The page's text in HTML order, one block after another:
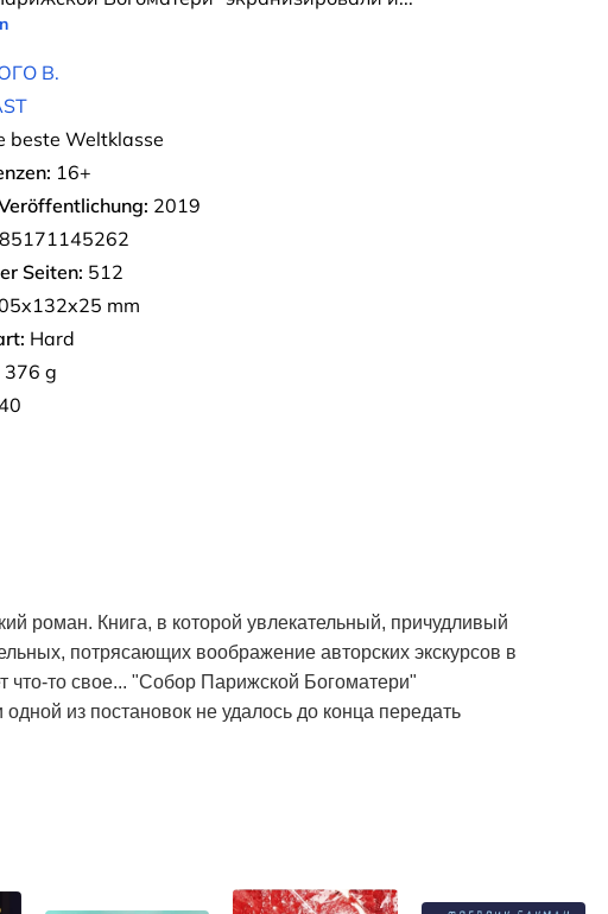
В.
beste Weltklasse
16+
2019
Seiten: 512
mm
Hard
376 g
роман. Книга, в которой увлекательный, причудливый
потрясающих воображение авторских экскурсов в
что-то свое... "Собор Парижской Богоматери"
из постановок не удалось до конца передать